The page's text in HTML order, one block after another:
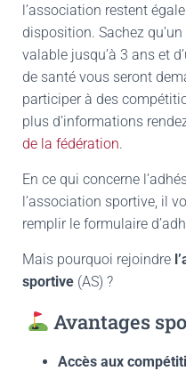
l’association restent
disposition. Sachez
valable jusqu’à 3 ans et
de santé vous seront
participer à des
plus d’informations
de la fédération.
En ce qui concerne
l’association sportive, il
remplir le formulaire
Mais pourquoi rejoindre
sportive (AS) ?
Avantages
Accès aux